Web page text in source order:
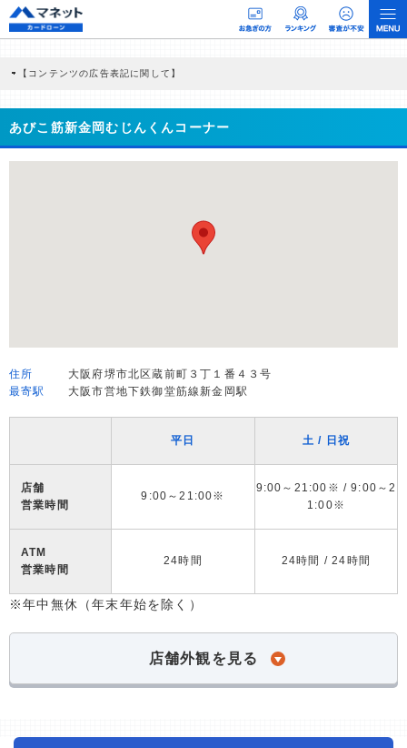
【コンテンツの広告表記に関して】
商品を根拠なくPRするものではなく、当編集部の調査／ユーザーへの口コミ収集な
どに基づき、公平性を担保した情報提供を行っています。
>提携企業一覧
あびこ筋新金岡むじんくんコーナー
住所
大阪府堺市北区蔵前町３丁１番４３号
最寄駅
大阪市営地下鉄御堂筋線新金岡駅
平日 土 / 日祝
店舗
営業時間
9:00～21:00※
9:00～21:00※ / 9:00～2
1:00※
ATM
営業時間
24時間 24時間 / 24時間
※年中無休（年末年始を除く）
店舗外観を見る